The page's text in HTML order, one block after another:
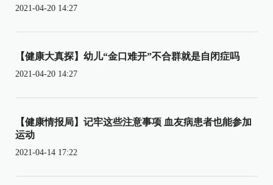
2021-04-20 14:27
【健康大真探】幼儿“金口难开”不合群就是自闭症吗
2021-04-20 14:27
【健康情报局】记牢这些注意事项 血友病患者也能参加
运动
2021-04-14 17:22